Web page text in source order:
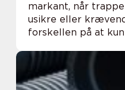
markant, når
usikre eller
forskellen på at
behøver hverken
pladskræven...